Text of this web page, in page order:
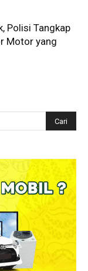
Polisi Tangkap
Motor yang